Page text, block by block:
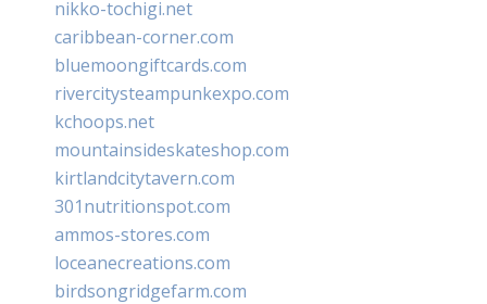
nikko-tochigi.net
caribbean-corner.com
bluemoongiftcards.com
rivercitysteampunkexpo.com
kchoops.net
mountainsideskateshop.com
kirtlandcitytavern.com
301nutritionspot.com
ammos-stores.com
loceanecreations.com
birdsongridgefarm.com